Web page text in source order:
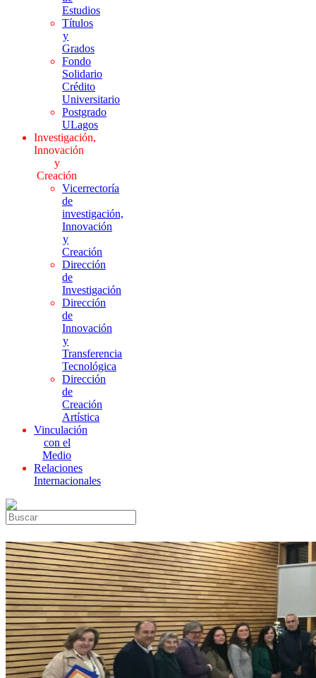
Estudios
Títulos
y
Grados
Fondo
Solidario
Crédito
Universitario
Postgrado
ULagos
Investigación,
Innovación
y
Creación
Vicerrectoría
de
investigación,
Innovación
y
Creación
Dirección
de
Investigación
Dirección
de
Innovación
y
Transferencia
Tecnológica
Dirección
de
Creación
Artística
Vinculación
con el
Medio
Relaciones
Internacionales